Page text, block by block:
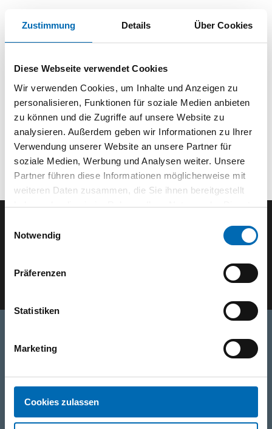
Zustimmung Details Über Cookies
Diese Webseite verwendet Cookies
Wir verwenden Cookies, um Inhalte und Anzeigen zu
personalisieren, Funktionen für soziale Medien anbieten
zu können und die Zugriffe auf unsere Website zu
analysieren. Außerdem geben wir Informationen zu Ihrer
Verwendung unserer Website an unsere Partner für
soziale Medien, Werbung und Analysen weiter. Unsere
Partner führen diese Informationen möglicherweise mit
weiteren Daten zusammen, die Sie ihnen bereitgestellt
haben oder die sie im Rahmen Ihrer Nutzung der Dienste
Notwendig
Präferenzen
Statistiken
Marketing
Cookies zulassen
Technische Daten
0316/2771-0(Mo - Do: 07:30 - 17:00 Uhr Fr: 07:30 - 13:00 Uhr)